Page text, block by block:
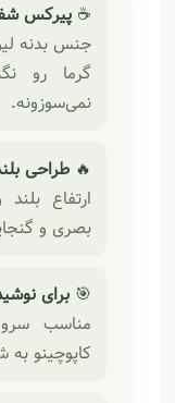
☕ پیرکس
جنس بدنه
گرما رو
نمی‌سوزونه.
🔥 طراحی
ارتفاع
بصری و
🎯 برای
مناسب
کاپوچینو